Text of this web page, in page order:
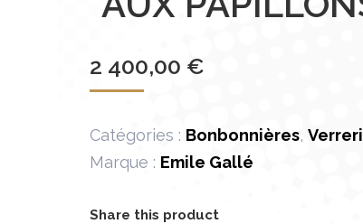
2 400,00 €
Catégories : Bonbonnières,
Marque : Emile Gallé
Share this product